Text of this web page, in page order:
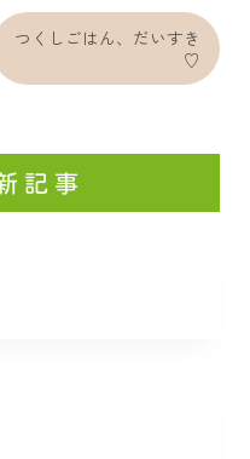
つくしごはん、だいすき
♡
記事